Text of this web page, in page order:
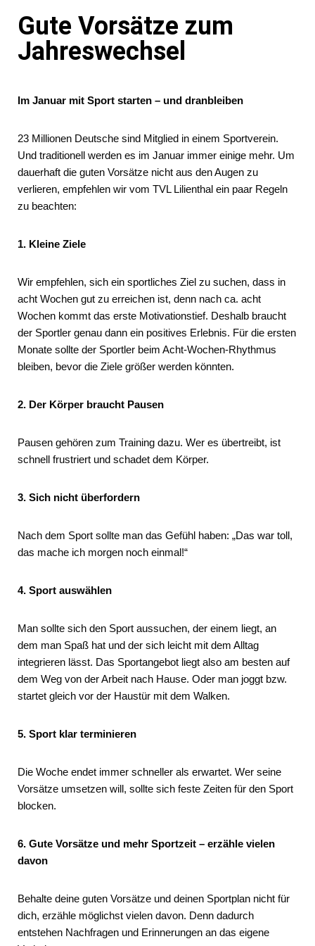
Gute Vorsätze zum
Jahreswechsel
Im Januar mit Sport starten – und dranbleiben
23 Millionen Deutsche sind Mitglied in einem Sportverein.
Und traditionell werden es im Januar immer einige mehr. Um
dauerhaft die guten Vorsätze nicht aus den Augen zu
verlieren, empfehlen wir vom TVL Lilienthal ein paar Regeln
zu beachten:
1. Kleine Ziele
Wir empfehlen, sich ein sportliches Ziel zu suchen, dass in
acht Wochen gut zu erreichen ist, denn nach ca. acht
Wochen kommt das erste Motivationstief. Deshalb braucht
der Sportler genau dann ein positives Erlebnis. Für die ersten
Monate sollte der Sportler beim Acht-Wochen-Rhythmus
bleiben, bevor die Ziele größer werden könnten.
2. Der Körper braucht Pausen
Pausen gehören zum Training dazu. Wer es übertreibt, ist
schnell frustriert und schadet dem Körper.
3. Sich nicht überfordern
Nach dem Sport sollte man das Gefühl haben: „Das war toll,
das mache ich morgen noch einmal!“
4. Sport auswählen
Man sollte sich den Sport aussuchen, der einem liegt, an
dem man Spaß hat und der sich leicht mit dem Alltag
integrieren lässt. Das Sportangebot liegt also am besten auf
dem Weg von der Arbeit nach Hause. Oder man joggt bzw.
startet gleich vor der Haustür mit dem Walken.
5. Sport klar terminieren
Die Woche endet immer schneller als erwartet. Wer seine
Vorsätze umsetzen will, sollte sich feste Zeiten für den Sport
blocken.
6. Gute Vorsätze und mehr Sportzeit – erzähle vielen
davon
Behalte deine guten Vorsätze und deinen Sportplan nicht für
dich, erzähle möglichst vielen davon. Denn dadurch
entstehen Nachfragen und Erinnerungen an das eigene